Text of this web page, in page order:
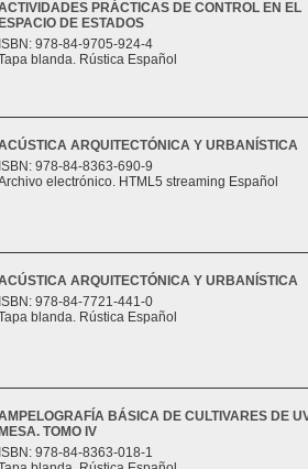
PRÁCTICAS DE CONTROL EN EL
ESPACIO DE ESTADOS
ISBN: 978-84-9705-924-4
blanda. Rústica Español
ARQUITECTÓNICA Y URBANÍSTICA
ISBN: 978-84-8363-690-9
electrónico. HTML5 streaming Español
ARQUITECTÓNICA Y URBANÍSTICA
ISBN: 978-84-7721-441-0
blanda. Rústica Español
BÁSICA DE CULTIVARES DE
MESA. TOMO IV
ISBN: 978-84-8363-018-1